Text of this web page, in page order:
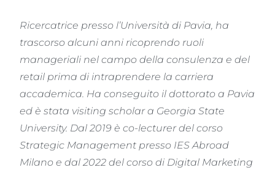
Ricercatrice presso l’Università di Pavia, ha
trascorso alcuni anni ricoprendo ruoli
manageriali nel campo della consulenza e del
retail prima di intraprendere la carriera
accademica. Ha conseguito il dottorato a Pavia
ed è stata visiting scholar a Georgia State
University. Dal 2019 è co-lecturer del corso
Strategic Management presso IES Abroad
Milano e dal 2022 del corso di Digital Marketing